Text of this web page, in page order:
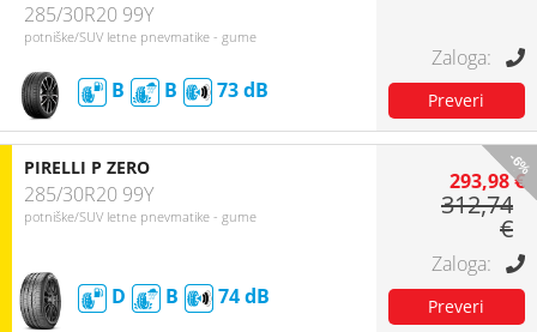
285/30R20 99Y
potniške/SUV letne pnevmatike - gume
B B 73
-6%
PIRELLI P ZERO
285/30R20 99Y
potniške/SUV letne pnevmatike - gume
D B 74
293,98 €
312,74
€